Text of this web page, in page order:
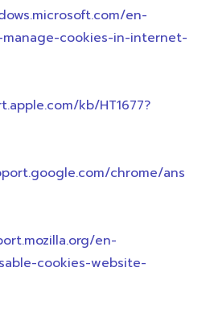
en-
cookies-in-internet-
kb/HT1677?
chrome/ans
en-
cookies-website-